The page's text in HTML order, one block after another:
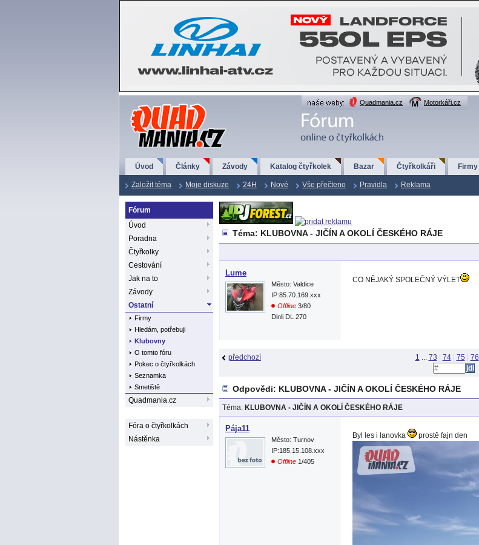
QuadMania.cz Quadmania.cz
Motorkáři.cz
Úvod Články Závody Katalog čtyřkolek Bazar Čtyřkolkáři Firmy
Založit téma Moje diskuze 24H Nové Vše přečteno Pravidla Reklama
Fórum
Úvod
Poradna
Čtyřkolky
Cestování
Jak na to
Závody
Ostatní
Firmy
Hledám, potřebuji
Klubovny
O tomto fóru
Pokec o čtyřkolkách
Seznamka
Smetiště
Quadmania.cz
Fóra o čtyřkolkách
Nástěnka
Téma: KLUBOVNA - JIČÍN A OKOLÍ ČESKÉHO RÁJE
Lume
Město: Valdice
IP:85.70.169.xxx
Offline 3/80
Dinli DL 270
CO NĚJAKÝ SPOLEČNÝ VÝLET
předchozí 1 ... 73 74 75 76
Odpovědi: KLUBOVNA - JIČÍN A OKOLÍ ČESKÉHO RÁJE
Téma: KLUBOVNA - JIČÍN A OKOLÍ ČESKÉHO RÁJE
Pája11
Město: Turnov
IP:185.15.108.xxx
Offline 1/405
Byl les i lanovka prostě fajn den